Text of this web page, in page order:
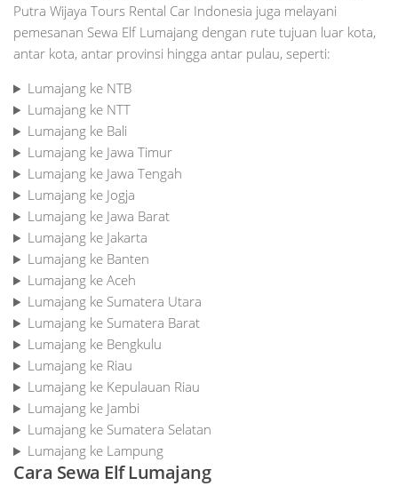
Putra Wijaya Tours Rental Car Indonesia juga melayani
pemesanan Sewa Elf Lumajang dengan rute tujuan luar kota,
antar kota, antar provinsi hingga antar pulau, seperti:
Lumajang ke NTB
Lumajang ke NTT
Lumajang ke Bali
Lumajang ke Jawa Timur
Lumajang ke Jawa Tengah
Lumajang ke Jogja
Lumajang ke Jawa Barat
Lumajang ke Jakarta
Lumajang ke Banten
Lumajang ke Aceh
Lumajang ke Sumatera Utara
Lumajang ke Sumatera Barat
Lumajang ke Bengkulu
Lumajang ke Riau
Lumajang ke Kepulauan Riau
Lumajang ke Jambi
Lumajang ke Sumatera Selatan
Lumajang ke Lampung
Cara Sewa Elf Lumajang